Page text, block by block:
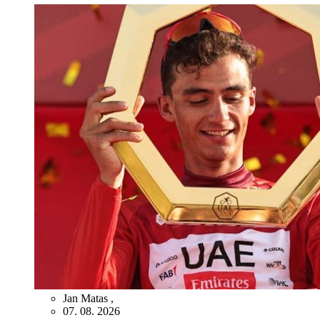
Jan Matas ,
07. 08. 2026